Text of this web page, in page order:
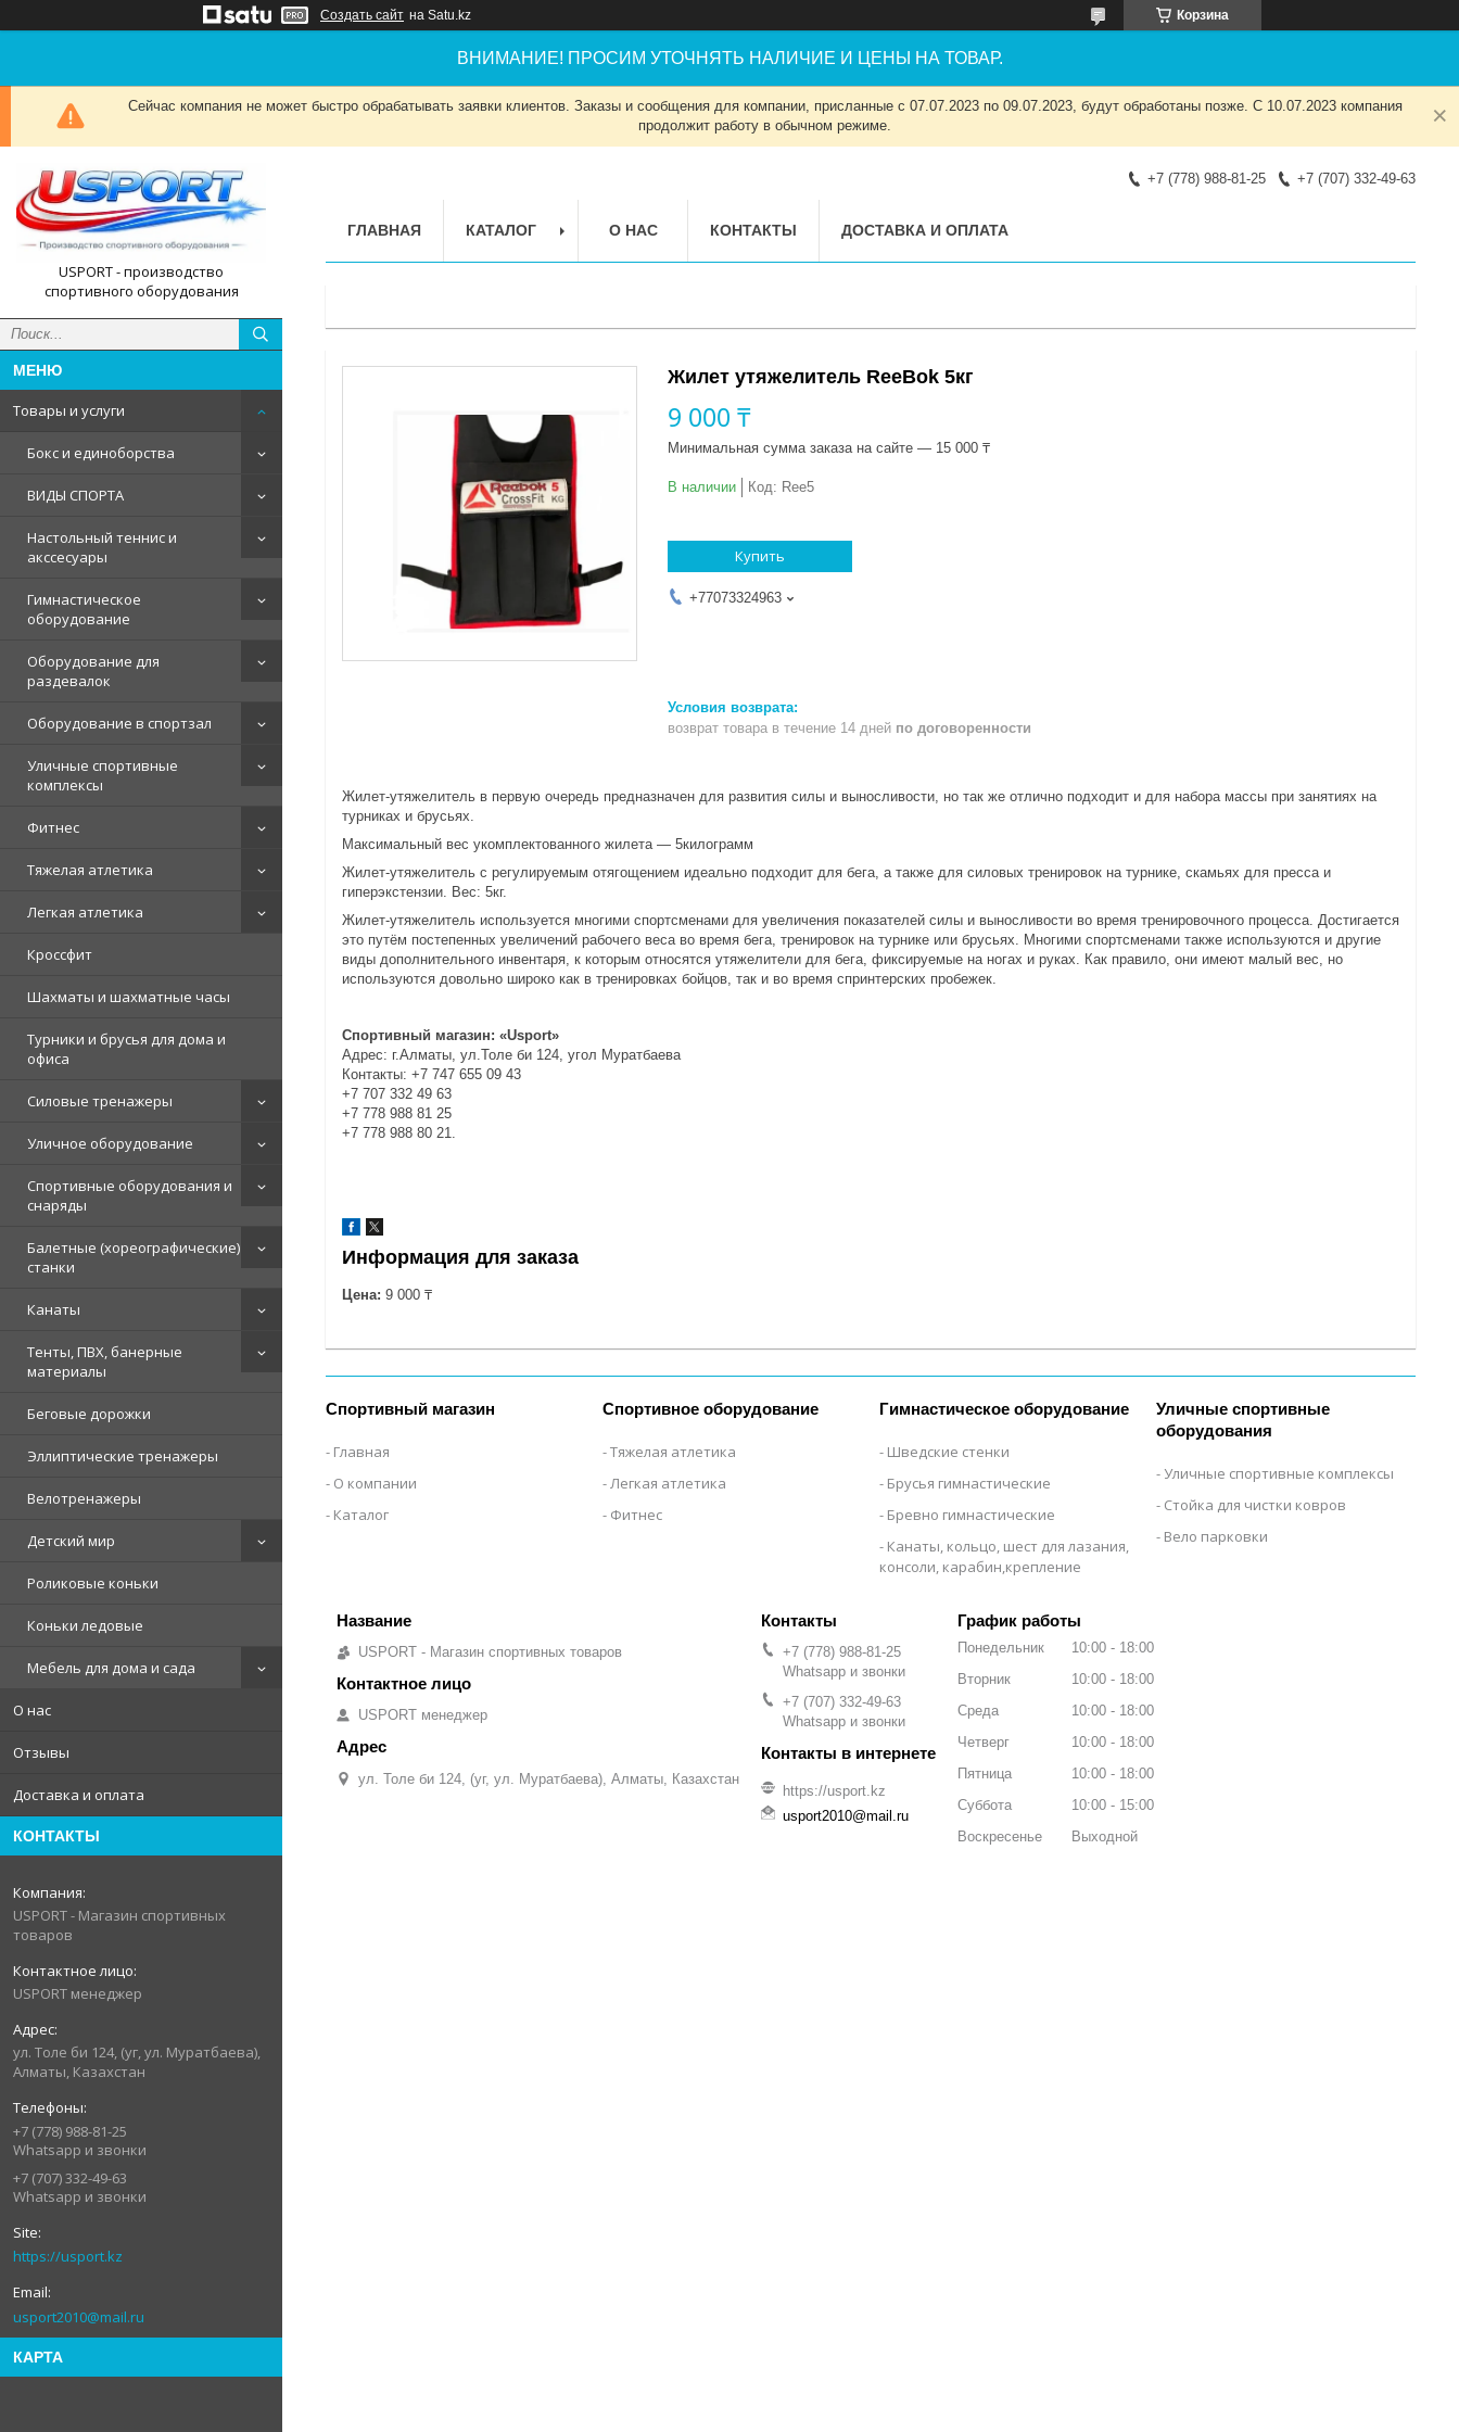
Создать сайт на Satu.kz Корзина
ВНИМАНИЕ! ПРОСИМ УТОЧНЯТЬ НАЛИЧИЕ И ЦЕНЫ НА ТОВАР.
Сейчас компания не может быстро обрабатывать заявки клиентов. Заказы и сообщения для компании, присланные с 07.07.2023 по 09.07.2023, будут обработаны позже. С 10.07.2023 компания
продолжит работу в обычном режиме.
USPORT - производство
спортивного оборудования
Товары и услуги
Бокс и единоборства
ВИДЫ СПОРТА
Настольный теннис и
акссесуары
Гимнастическое
оборудование
Оборудование для
раздевалок
Оборудование в спортзал
Уличные спортивные
комплексы
Фитнес
Тяжелая атлетика
Легкая атлетика
Кроссфит
Шахматы и шахматные часы
Турники и брусья для дома и
офиса
Силовые тренажеры
Уличное оборудование
Спортивные оборудования и
снаряды
Балетные (хореографические)
станки
Канаты
Тенты, ПВХ, банерные
материалы
Беговые дорожки
Эллиптические тренажеры
Велотренажеры
Детский мир
Роликовые коньки
Коньки ледовые
Мебель для дома и сада
О нас
Отзывы
Доставка и оплата
КОНТАКТЫ
USPORT - Магазин спортивных
товаров
USPORT менеджер
ул. Толе би 124, (уг, ул. Муратбаева),
Алматы, Казахстан
+7 (778) 988-81-25
Whatsapp и звонки
+7 (707) 332-49-63
Whatsapp и звонки
https://usport.kz
usport2010@mail.ru
КАРТА
+7 (778) 988-81-25 +7 (707) 332-49-63
ГЛАВНАЯ КАТАЛОГ О НАС КОНТАКТЫ ДОСТАВКА И ОПЛАТА
Жилет утяжелитель ReeBok 5кг
9 000 ₸
Минимальная сумма заказа на сайте — 15 000 ₸
В наличии Код: Ree5
Купить
+77073324963
возврат товара в течение 14 дней по договоренности
Жилет-утяжелитель в первую очередь предназначен для развития силы и выносливости, но так же отлично подходит и для набора массы при занятиях на
турниках и брусьях.
Максимальный вес укомплектованного жилета ― 5килограмм
Жилет-утяжелитель с регулируемым отягощением идеально подходит для бега, а также для силовых тренировок на турнике, скамьях для пресса и
гиперэкстензии. Вес: 5кг.
Жилет-утяжелитель используется многими спортсменами для увеличения показателей силы и выносливости во время тренировочного процесса. Достигается
это путём постепенных увеличений рабочего веса во время бега, тренировок на турнике или брусьях. Многими спортсменами также используются и другие
виды дополнительного инвентаря, к которым относятся утяжелители для бега, фиксируемые на ногах и руках. Как правило, они имеют малый вес, но
используются довольно широко как в тренировках бойцов, так и во время спринтерских пробежек.
Спортивный магазин: «Usport»
Адрес: г.Алматы, ул.Толе би 124, угол Муратбаева
Контакты: +7 747 655 09 43
+7 707 332 49 63
+7 778 988 81 25
+7 778 988 80 21.
Информация для заказа
Цена: 9 000 ₸
Спортивный магазин
Главная
О компании
Каталог
Спортивное оборудование
Тяжелая атлетика
Легкая атлетика
Фитнес
Гимнастическое оборудование
Шведские стенки
Брусья гимнастические
Бревно гимнастические
Канаты, кольцо, шест для лазания,
консоли, карабин,крепление
Уличные спортивные
оборудования
Уличные спортивные комплексы
Стойка для чистки ковров
Вело парковки
USPORT - Магазин спортивных товаров
USPORT менеджер
ул. Толе би 124, (уг, ул. Муратбаева), Алматы, Казахстан
+7 (778) 988-81-25
Whatsapp и звонки
+7 (707) 332-49-63
Whatsapp и звонки
https://usport.kz
usport2010@mail.ru
График работы
Понедельник 10:00
18:00
Вторник
10:00
18:00
Среда
10:00
18:00
Четверг
10:00
18:00
Пятница
10:00
18:00
Суббота
10:00
15:00
Воскресенье
Выходной